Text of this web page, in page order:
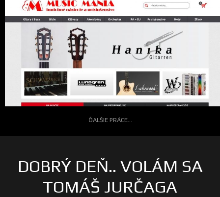
ĎALŠIE PRÁCE...
DOBRÝ DEŇ.. VOLÁM SA
TOMÁŠ JURČAGA